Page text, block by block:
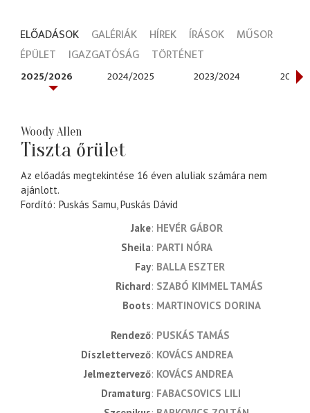
ELŐADÁSOK GALÉRIÁK HÍREK ÍRÁSOK
MŰSOR
ÉPÜLET
IGAZGATÓSÁG TÖRTÉNET
2025/2026 2024/2025 2023/2024 2022/
Woody Allen
Tiszta őrület
Az előadás megtekintése 16 éven aluliak számára nem
ajánlott.
Fordító Puskás Samu Puskás Dávid
Jake HEVÉR GÁBOR
Sheila PARTI NÓRA
Fay BALLA ESZTER
Richard SZABÓ KIMMEL TAMÁS
Boots MARTINOVICS DORINA
rendező PUSKÁS TAMÁS
díszlettervező KOVÁCS ANDREA
jelmeztervező KOVÁCS ANDREA
dramaturg FABACSOVICS LILI